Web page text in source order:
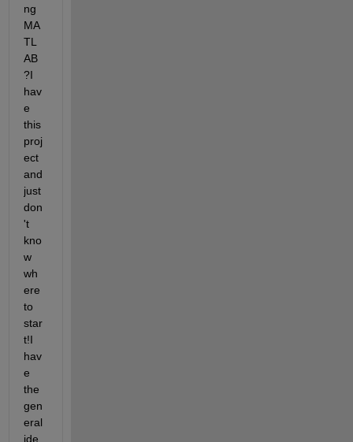
ng
MA
TL
AB
?I
hav
e
this
proj
ect
and
just
don
't
kno
w
wh
ere
to
star
t!I
hav
e
the
gen
eral
ide